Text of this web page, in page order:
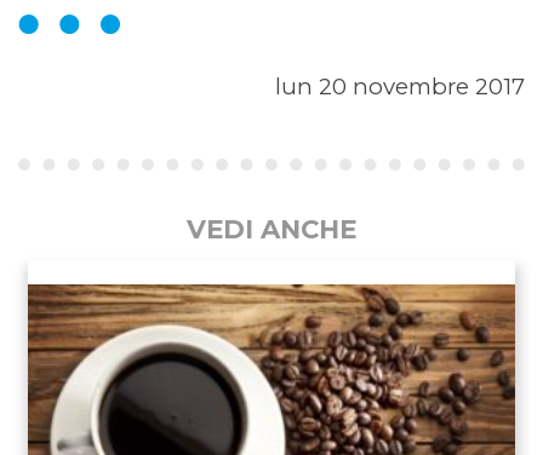
lun 20 novembre 2017
VEDI ANCHE